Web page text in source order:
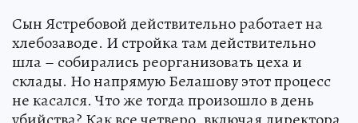
Сын Ястребовой действительно работает на
хлебозаводе. И стройка там действительно
шла – собирались реорганизовать цеха и
склады. Но напрямую Белашову этот процесс
не касался. Что же тогда произошло в день